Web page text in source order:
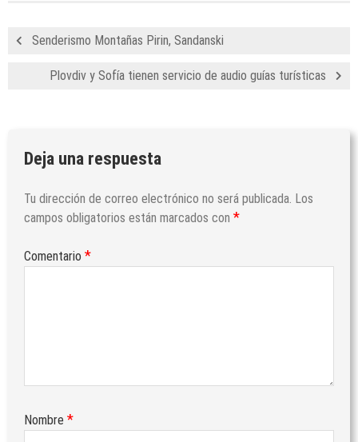
Senderismo Montañas Pirin, Sandanski
Plovdiv y Sofía tienen servicio de audio guías turísticas
Deja una respuesta
Tu dirección de correo electrónico no será publicada. Los
campos obligatorios están marcados con *
Comentario *
Nombre *